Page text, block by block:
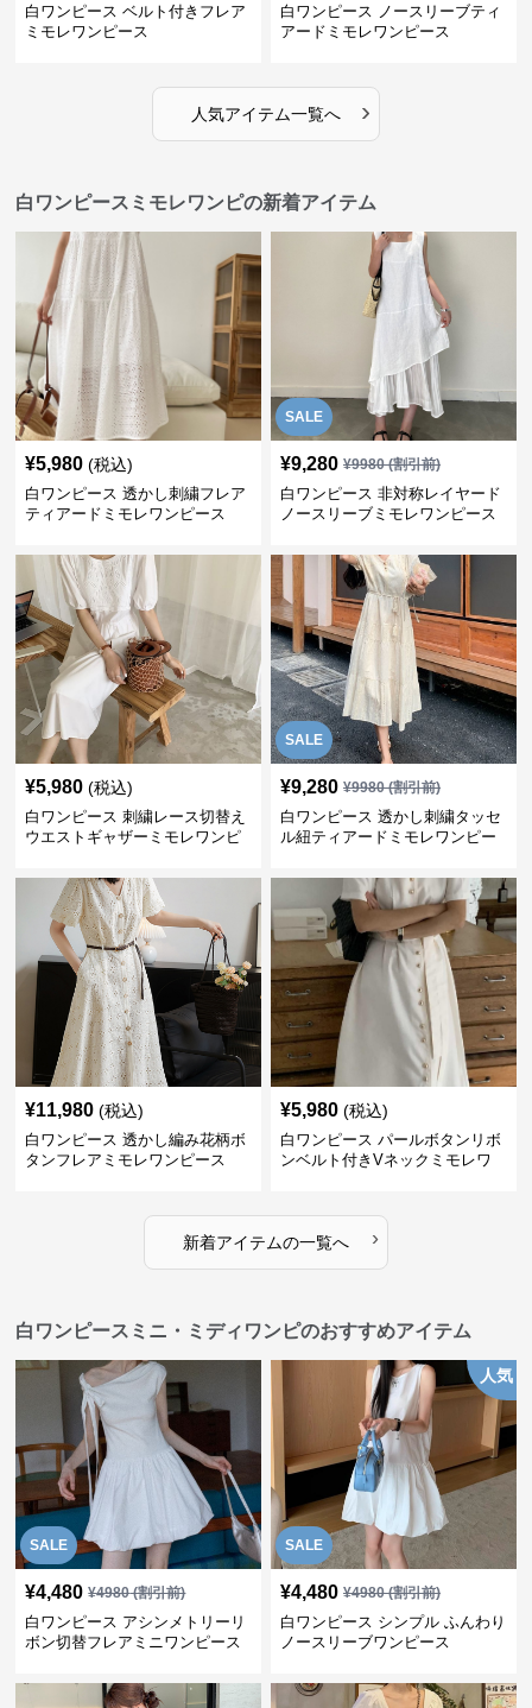
白ワンピース ベルト付きフレア
ミモレワンピース
白ワンピース ノースリーブティ
アードミモレワンピース
人気アイテム一覧へ ›
白ワンピースミモレワンピの新着アイテム
¥5,980 (税込)
白ワンピース 透かし刺繍フレア
ティアードミモレワンピース
SALE
¥9,280 ¥9980(割引前)
白ワンピース 非対称レイヤード
ノースリーブミモレワンピース
¥5,980 (税込)
白ワンピース 刺繍レース切替え
ウエストギャザーミモレワンピ
SALE
¥9,280 ¥9980(割引前)
白ワンピース 透かし刺繍タッセ
ル紐ティアードミモレワンピー
¥11,980 (税込)
白ワンピース 透かし編み花柄ボ
タンフレアミモレワンピース
¥5,980 (税込)
白ワンピース パールボタンリボ
ンベルト付きVネックミモレワ
新着アイテムの一覧へ ›
白ワンピースミニ・ミディワンピのおすすめアイテム
SALE
¥4,480 ¥4980(割引前)
白ワンピース アシンメトリーリ
ボン切替フレアミニワンピース
SALE
人気
¥4,480 ¥4980(割引前)
白ワンピース シンプル ふんわり
ノースリーブワンピース